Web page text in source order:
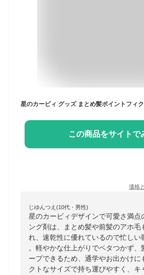
この商品をサイトで
価格
じゆんつえ(10代・男性)
星のカービィデザインで可愛さ満点
ング剤は、まとめ髪や前髪のアホ毛
れ、速乾性に優れているので忙しい
。軽やかな仕上がりでベタつかず、
ープできるため、通学やお出かけに
クトなサイズで持ち運びやすく、キ